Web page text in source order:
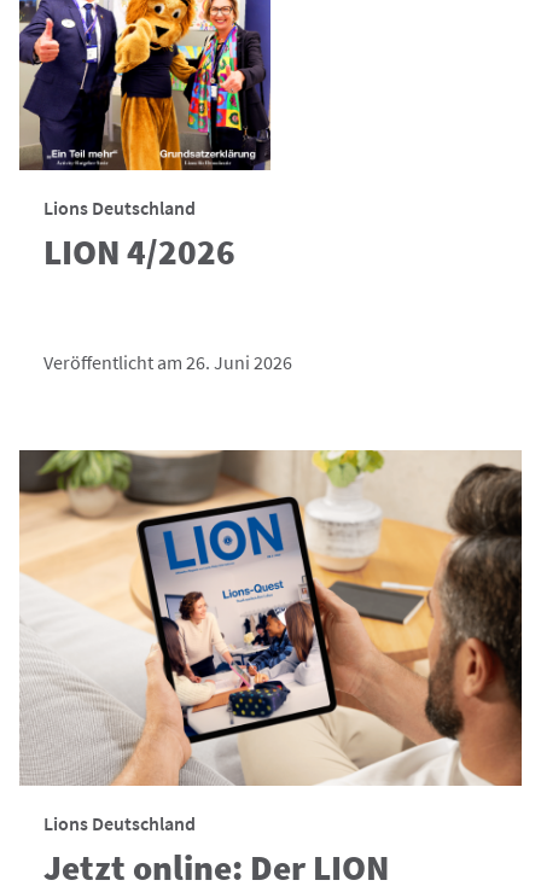
Lions Deutschland
LION 4/2026
Veröffentlicht am 26. Juni 2026
Lions Deutschland
Jetzt online: Der LION